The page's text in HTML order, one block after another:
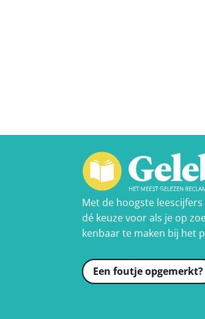
Met de hoogste
dé keuze voor als je op
kenbaar te maken bij het
Een foutje opgemerkt?